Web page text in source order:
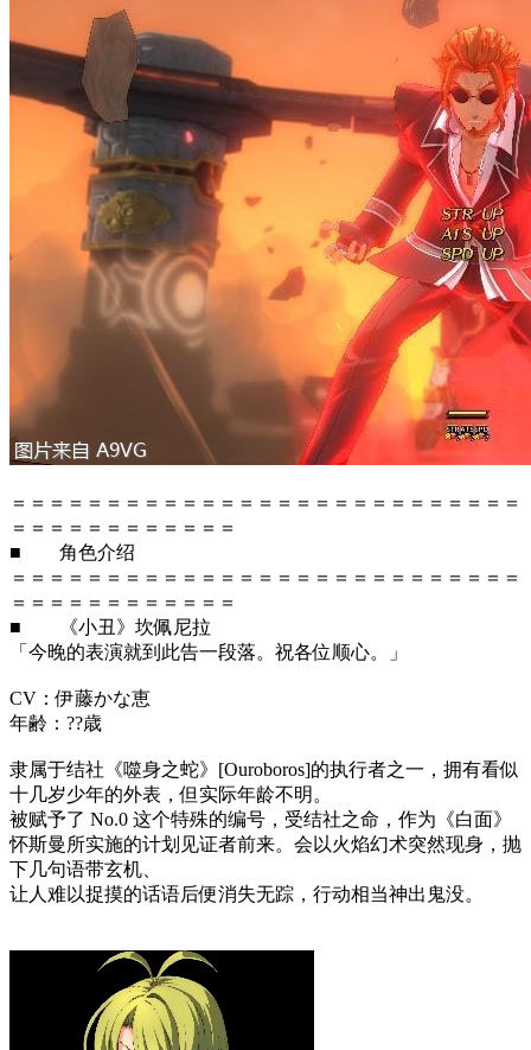
＝＝＝＝＝＝＝＝＝＝＝＝＝＝＝＝＝＝＝＝＝＝＝＝＝＝＝
＝＝＝＝＝＝＝＝＝＝＝＝
■ 角色介绍
＝＝＝＝＝＝＝＝＝＝＝＝＝＝＝＝＝＝＝＝＝＝＝＝＝＝＝
＝＝＝＝＝＝＝＝＝＝＝＝
■ 《小丑》坎佩尼拉
「今晚的表演就到此告一段落。祝各位顺心。」
CV：伊藤かな恵
年齢：??歳
隶属于结社《噬身之蛇》[Ouroboros]的执行者之一，拥有看似
十几岁少年的外表，但实际年龄不明。
被赋予了 No.0 这个特殊的编号，受结社之命，作为《白面》
怀斯曼所实施的计划见证者前来。会以火焰幻术突然现身，抛
下几句语带玄机、
让人难以捉摸的话语后便消失无踪，行动相当神出鬼没。